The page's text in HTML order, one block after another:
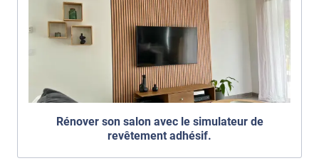
Rénover son salon avec le simulateur de
revêtement adhésif.